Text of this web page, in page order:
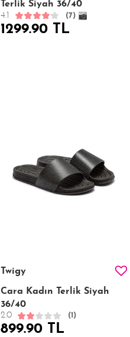
Terlik Siyah 36/40
4.1 (7)
1299.90 TL
Twigy
Cara Kadın Terlik Siyah
36/40
2.0 (1)
899.90 TL